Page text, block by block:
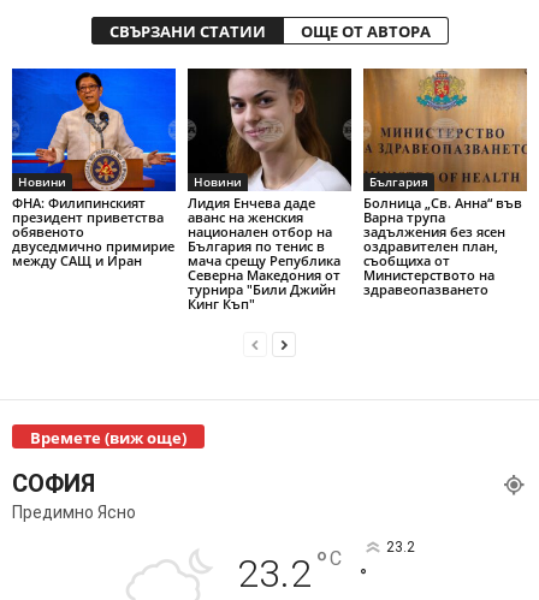
СВЪРЗАНИ СТАТИИ ОЩЕ ОТ АВТОРА
Новини
ФНА: Филипинският
президент приветства
обявеното
двуседмично примирие
между САЩ и Иран
Новини
Лидия Енчева даде
аванс на женския
национален отбор на
България по тенис в
мача срещу Република
Северна Македония от
турнира "Били Джийн
Кинг Къп"
България
Болница „Св. Анна“ във
Варна трупа
задължения без ясен
оздравителен план,
съобщиха от
Министерството на
здравеопазването
Времете (виж още)
СОФИЯ
Предимно Ясно
23.2°C 23.2
°